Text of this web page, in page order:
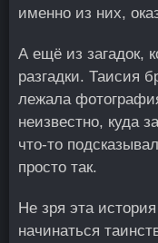
именно из них,
А ещё из загадок,
разгадки. Таисия
лежала
неизвестно, куда
что-то
просто так.
Не зря эта
начинаться